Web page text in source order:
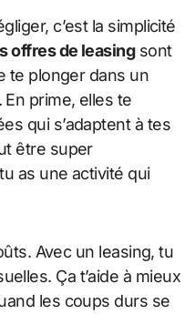
c’est la simplicité
offres de leasingsont
te plonger dans un
prime, elles te
qui s’adaptent à tes
être super
as une activité qui
Avec un leasing, tu
Ça t’aide à mieux
les coups durs se